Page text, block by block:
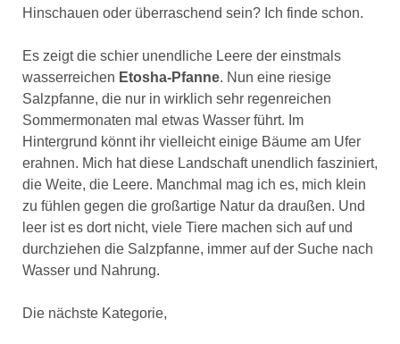
Hinschauen oder überraschend sein? Ich finde schon.
Es zeigt die schier unendliche Leere der einstmals
wasserreichen Etosha-Pfanne. Nun eine riesige
Salzpfanne, die nur in wirklich sehr regenreichen
Sommermonaten mal etwas Wasser führt. Im
Hintergrund könnt ihr vielleicht einige Bäume am Ufer
erahnen. Mich hat diese Landschaft unendlich fasziniert,
die Weite, die Leere. Manchmal mag ich es, mich klein
zu fühlen gegen die großartige Natur da draußen. Und
leer ist es dort nicht, viele Tiere machen sich auf und
durchziehen die Salzpfanne, immer auf der Suche nach
Wasser und Nahrung.
Die nächste Kategorie,